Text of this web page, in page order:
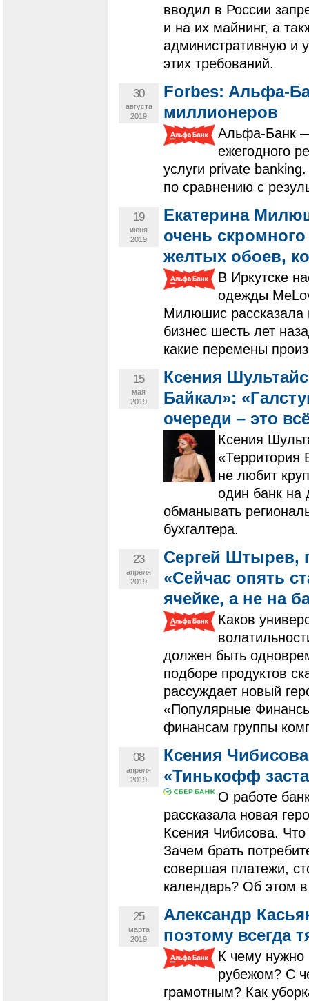
вводил в России
и на их майнинг, а
административную и
этих требований.
30
августа
2019
Forbes: Aльфа-
миллионеров
Альфа-Банк
ежегодного
услуги private
по сравнению с
19
июня
2019
Екатерина
очень
желтых обоев,
В Иркутске
одежды
Милюшис рассказала
бизнес шесть лет
какие перемены
15
мая
2019
Ксения
Байкал»:
очереди – это
Ксения
«Территория
не любит
один банк на
обманывать
бухгалтера.
23
апреля
2019
Сергей Штырев,
«Сейчас опять
ячейке, а не на
Каков
должен быть
подборе продуктов
рассуждает новый
«Популярные
финансам группы
08
апреля
2019
Ксения
«Тинькофф
О работе
рассказала новая
Ксения Чибисова.
Зачем брать
совершая платежи,
календарь? Об этом
25
марта
2019
Александр
поэтому всегда
К чему нужно
рубежом? С
грамотным? Как